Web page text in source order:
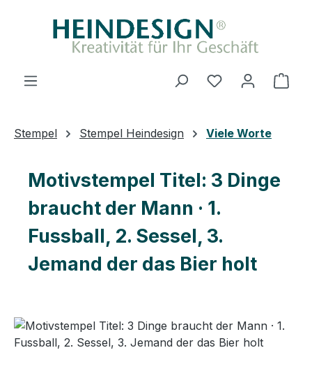
Zum Hauptinhalt springen
Du hast 0
Stempel Stempel Heindesign Viele Worte
Motivstempel Titel: 3 Dinge
braucht der Mann · 1.
Fussball, 2. Sessel, 3.
Jemand der das Bier holt